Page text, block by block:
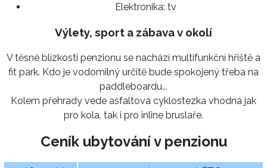
Elektronika: tv
Výlety, sport a zábava v okolí
V těsné blízkosti penzionu se nachází multifunkční hřiště a
fit park. Kdo je vodomilný určitě bude spokojený třeba na
paddleboardu...
Kolem přehrady vede asfaltová cyklostezka vhodná jak
pro kola, tak i pro inline bruslaře.
Ceník ubytování v penzionu